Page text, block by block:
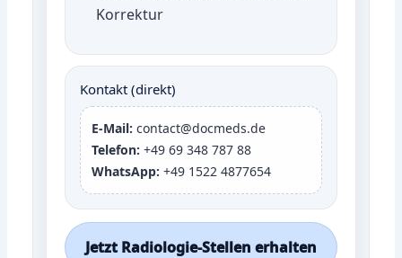
Korrektur
Kontakt (direkt)
E-Mail: contact@docmeds.de
Telefon: +49 69 348 787 88
WhatsApp: +49 1522 4877654
Jetzt Radiologie-Stellen erhalten